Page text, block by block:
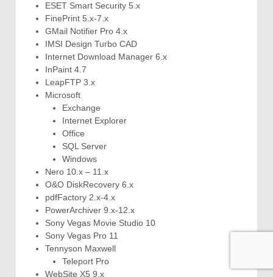
ESET Smart Security 5.x
FinePrint 5.x-7.x
GMail Notifier Pro 4.x
IMSI Design Turbo CAD
Internet Download Manager 6.x
InPaint 4.7
LeapFTP 3.x
Microsoft
Exchange
Internet Explorer
Office
SQL Server
Windows
Nero 10.x – 11.x
O&O DiskRecovery 6.x
pdfFactory 2.x-4.x
PowerArchiver 9.x-12.x
Sony Vegas Movie Studio 10
Sony Vegas Pro 11
Tennyson Maxwell
Teleport Pro
WebSite X5 9.x